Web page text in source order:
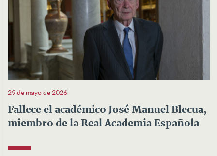
29 de mayo de 2026
Fallece el académico José Manuel Blecua,
miembro de la Real Academia Española